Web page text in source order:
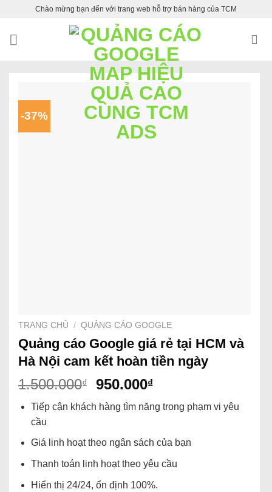
content
Chào mừng bạn đến với trang web hỗ trợ bán hàng của TCM
-37%
TRANG CHỦ / QUẢNG CÁO GOOGLE
Quảng cáo Google giá rẻ tại HCM và
Hà Nội cam kết hoàn tiền ngày
1.500.000₫ 950.000₫
Tiếp cận khách hàng tìm năng trong phạm vi yêu
cầu
Giá linh hoạt theo ngân sách của bạn
Thanh toán linh hoạt theo yêu cầu
Hiển thị 24/24, ổn định 100%.